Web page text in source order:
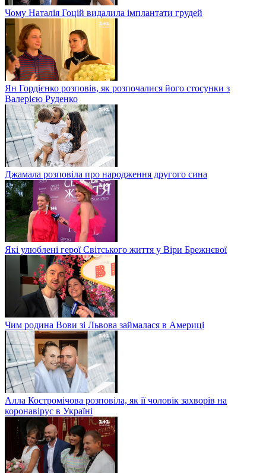
Чому Наталія Гоцій видалила імплантати грудей
Ян Гордієнко розповів, як розпочалися його стосунки з
Валерією Руденко
Джамала розповіла про народження другого сина
Які улюблені герої Світського життя у Віри Брежнєвої
Чим родина Вови зі Львова займалася в Америці
Алла Костромічова розповіла, як її чоловік захворів на
коронавірус в Україні